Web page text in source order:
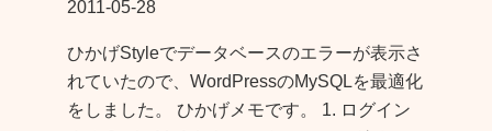
2011-05-28
ひかげStyleでデータベースのエラーが表示さ
れていたので、WordPressのMySQLを最適化
をしました。 ひかげメモです。 1. ログイン